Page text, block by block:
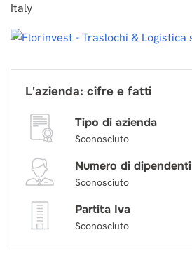
Italy
L'azienda: cifre e fatti
Tipo di azienda
Sconosciuto
Numero di dipendenti
Sconosciuto
Partita Iva
Sconosciuto